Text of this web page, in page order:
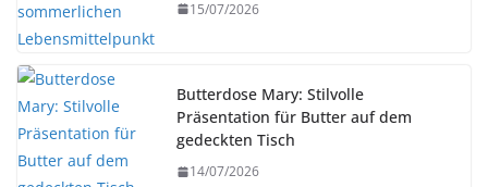
15/07/2026
Butterdose Mary: Stilvolle
Präsentation für Butter auf dem
gedeckten Tisch
14/07/2026